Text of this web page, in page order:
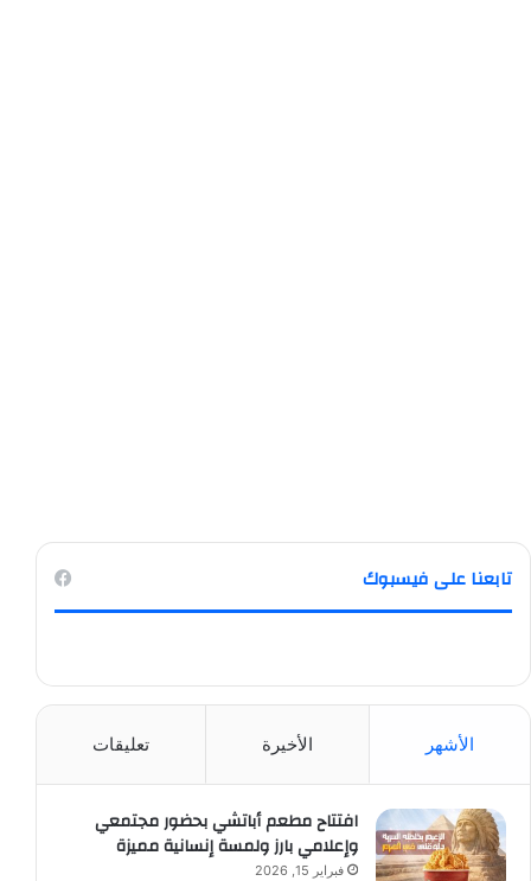
تابعنا على فيسبوك
الأشهر الأخيرة تعليقات
افتتاح مطعم أباتشي بحضور مجتمعي
وإعلامي بارز ولمسة إنسانية مميزة
فبراير 15, 2026